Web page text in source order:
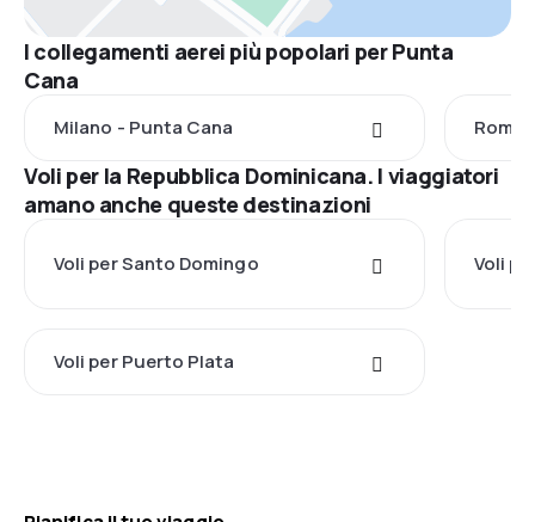
I collegamenti aerei più popolari per Punta
Cana
Milano - Punta Cana Roma
Voli per la Repubblica Dominicana. I viaggiatori
amano anche queste destinazioni
Voli per Santo Domingo Voli
Voli per Puerto Plata